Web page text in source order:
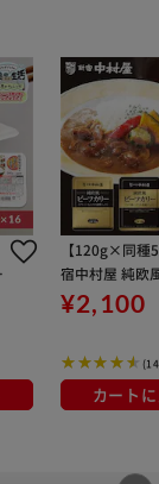
【120g×同種
宿中村屋 純欧
カリー コク深
芳醇リッチ
¥2,100
カート